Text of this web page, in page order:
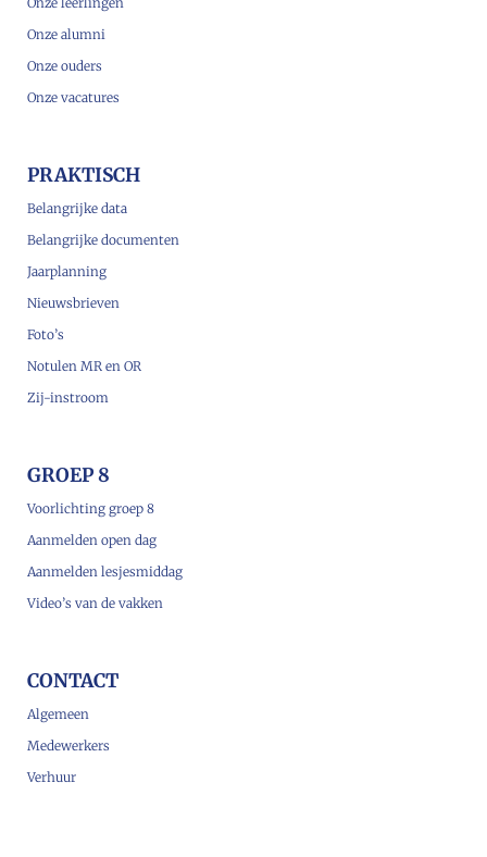
Onze alumni
Onze ouders
Onze vacatures
PRAKTISCH
Belangrijke data
Belangrijke documenten
Jaarplanning
Nieuwsbrieven
Foto’s
Notulen MR en OR
Zij-instroom
GROEP 8
Voorlichting groep 8
Aanmelden open dag
Aanmelden lesjesmiddag
Video’s van de vakken
CONTACT
Algemeen
Medewerkers
Verhuur